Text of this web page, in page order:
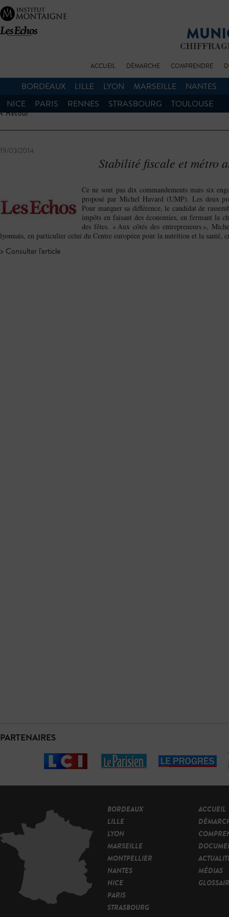
ACCUEIL DÉMARCHE COMPRENDRE
BORDEAUX LILLE LYON MARSEILLE
NANTES
NICE
PARIS RENNES STRASBOURG TOULOUSE
< Retour
19/03/2014
Stabilité fiscale et métro
Ce ne sont pas dix commandements mais six
proposé par Michel Havard (UMP). Les deux
Pour marquer sa différence, le candidat de
impôts en faisant des économies, en fermant la
des fêtes. « Aux côtés des entrepreneurs »,
lyonnais, en particulier celui du Centre européen pour la nutrition et la santé,
> Consulter l'article
PARTENAIRES
BORDEAUX
LILLE
LYON
MARSEILLE
MONTPELLIER
NANTES
NICE
PARIS
STRASBOURG
ACCUEIL
MÉDIAS